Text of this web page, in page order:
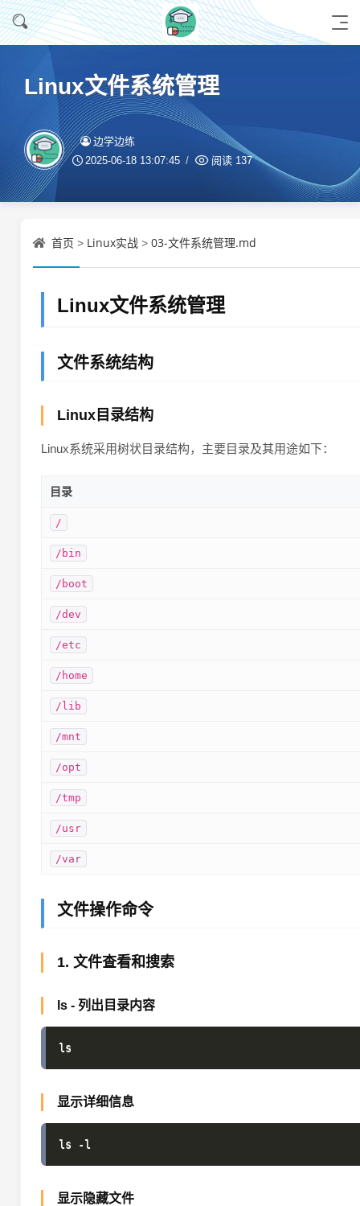
Linux文件系统管理
边学边练
2025-06-18 13:07:45 阅读 137
首页 > Linux实战 > 03-文件系统管理.md
Linux文件系统管理
文件系统结构
Linux目录结构
Linux系统采用树状目录结构，主要目录及其用途如下：
目录
/
/bin
/boot
/dev
/etc
/home
/lib
/mnt
/opt
/tmp
/usr
/var
文件操作命令
1. 文件查看和搜索
ls - 列出目录内容
显示详细信息
显示隐藏文件